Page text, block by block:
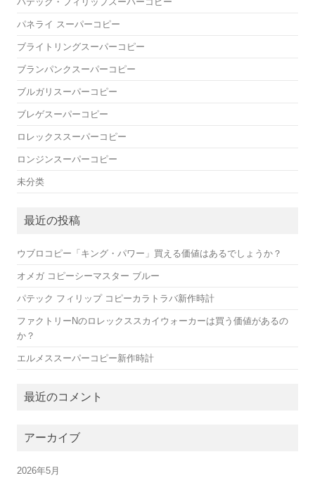
パネライ スーパーコピー
ブライトリングスーパーコピー
ブランパンクスーパーコピー
ブルガリスーパーコピー
ブレゲスーパーコピー
ロレックススーパーコピー
ロンジンスーパーコピー
未分类
最近の投稿
ウブロコピー「キング・パワー」買える価値はあるでしょうか？
オメガ コピーシーマスター ブルー
パテック フィリップ コピーカラトラバ新作時計
ファクトリーNのロレックススカイウォーカーは買う価値があるの
か？
エルメススーパーコピー新作時計
最近のコメント
アーカイブ
2026年5月